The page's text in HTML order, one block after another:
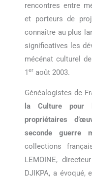
rencontres entre
et porteurs de
connaître au plus
significatives les
mécénat culturel
1er août 2003.
Généalogistes de
la Culture pour
propriétaires
seconde guerre
collections
LEMOINE,
DJIKPA, a évoqué,